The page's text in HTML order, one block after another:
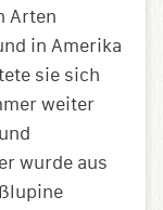
Arten
in Amerika
sie sich
weiter
wurde aus